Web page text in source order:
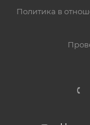
Политика в